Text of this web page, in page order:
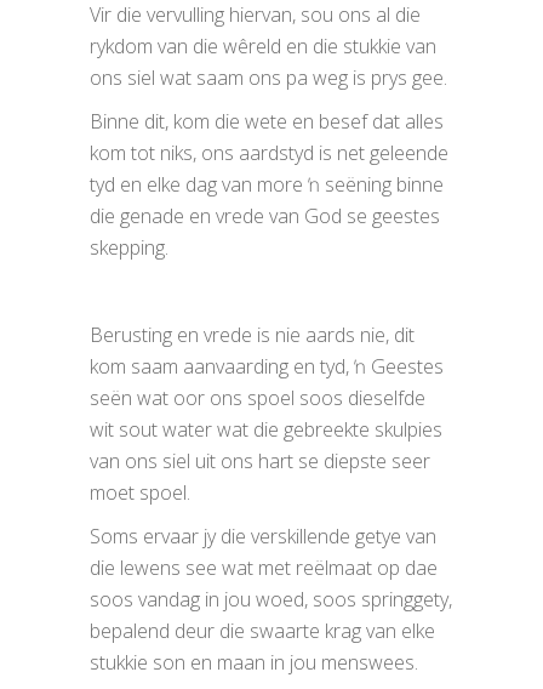
Vir die vervulling hiervan, sou ons al die
rykdom van die wêreld en die stukkie van
ons siel wat saam ons pa weg is prys gee.
Binne dit, kom die wete en besef dat alles
kom tot niks, ons aardstyd is net geleende
tyd en elke dag van more ŉ seëning binne
die genade en vrede van God se geestes
skepping.
Berusting en vrede is nie aards nie, dit
kom saam aanvaarding en tyd, ŉ Geestes
seën wat oor ons spoel soos dieselfde
wit sout water wat die gebreekte skulpies
van ons siel uit ons hart se diepste seer
moet spoel.
Soms ervaar jy die verskillende getye van
die lewens see wat met reëlmaat op dae
soos vandag in jou woed, soos springgety,
bepalend deur die swaarte krag van elke
stukkie son en maan in jou menswees.